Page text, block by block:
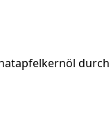
durch